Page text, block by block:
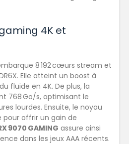
4K et
8 192 cœurs stream et
Elle atteint un boost à
fluide en 4K. De plus, la
768 Go/s, optimisant le
lourdes. Ensuite, le noyau
pour offrir un gain de
9070 GAMING assure ainsi
dans les jeux AAA récents.